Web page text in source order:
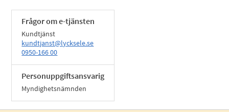
Frågor om e-tjänsten
Kundtjänst
kundtjanst@lycksele.se
0950-166 00
Personuppgiftsansvarig
Myndighetsnämnden